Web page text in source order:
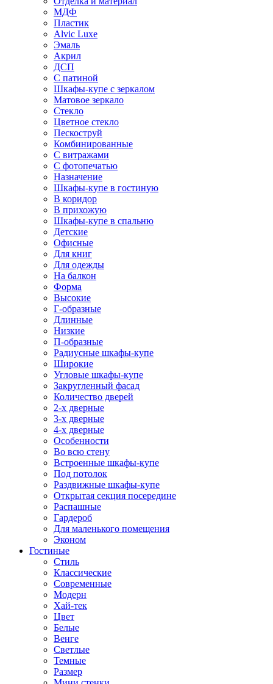
МДФ
Пластик
Alvic Luxe
Эмаль
Акрил
ДСП
С патиной
Шкафы-купе с зеркалом
Матовое зеркало
Стекло
Цветное стекло
Пескоструй
Комбинированные
С витражами
С фотопечатью
Назначение
Шкафы-купе в гостиную
В коридор
В прихожую
Шкафы-купе в спальню
Детские
Офисные
Для книг
Для одежды
На балкон
Форма
Высокие
Г-образные
Длинные
Низкие
П-образные
Радиусные шкафы-купе
Широкие
Угловые шкафы-купе
Закругленный фасад
Количество дверей
2-х дверные
3-х дверные
4-х дверные
Особенности
Во всю стену
Встроенные шкафы-купе
Под потолок
Раздвижные шкафы-купе
Открытая секция посередине
Распашные
Гардероб
Для маленького помещения
Эконом
Гостиные
Стиль
Классические
Современные
Модерн
Хай-тек
Цвет
Белые
Венге
Светлые
Темные
Размер